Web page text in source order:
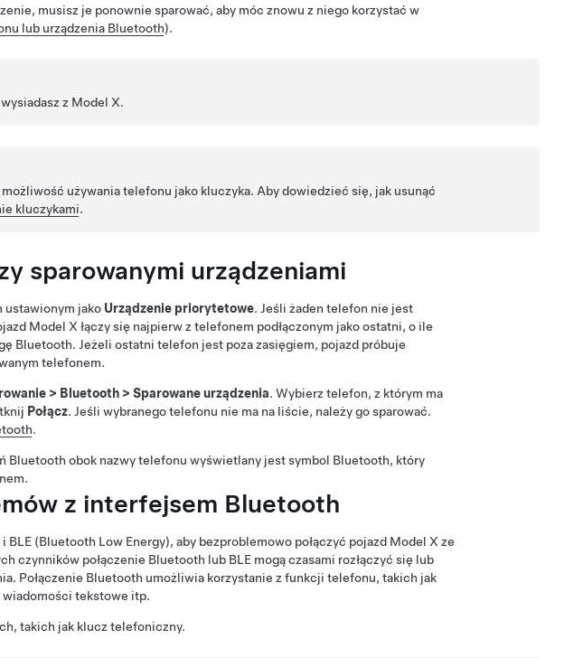
musisz je ponownie sparować, aby móc znowu z niego korzystać w
lub urządzenia Bluetooth).
z Model X.
używania telefonu jako kluczyka. Aby dowiedzieć się, jak usunąć
kluczykami.
sparowanymi urządzeniami
ustawionym jako Urządzenie priorytetowe. Jeśli żaden telefon nie jest
Model X łączy się najpierw z telefonem podłączonym jako ostatni, o ile
Bluetooth. Jeżeli ostatni telefon jest poza zasięgiem, pojazd próbuje
telefonem.
> Bluetooth > Sparowane urządzenia. Wybierz telefon, z którym ma
Połącz. Jeśli wybranego telefonu nie ma na liście, należy go sparować.
.
Bluetooth obok nazwy telefonu wyświetlany jest symbol Bluetooth, który
z interfejsem Bluetooth
(Bluetooth Low Energy), aby bezproblemowo połączyć pojazd Model X ze
czynników połączenie Bluetooth lub BLE mogą czasami rozłączyć się lub
Połączenie Bluetooth umożliwia korzystanie z funkcji telefonu, takich jak
wiadomości tekstowe itp.
takich jak klucz telefoniczny.